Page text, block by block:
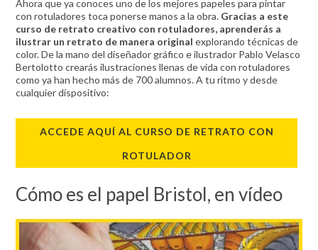
Ahora que ya conoces uno de los mejores papeles para pintar
con rotuladores toca ponerse manos a la obra. Gracias a este
curso de retrato creativo con rotuladores, aprenderás a
ilustrar un retrato de manera original explorando técnicas de
color. De la mano del diseñador gráfico e ilustrador Pablo Velasco
Bertolotto crearás ilustraciones llenas de vida con rotuladores
como ya han hecho más de 700 alumnos. A tu ritmo y desde
cualquier dispositivo:
ACCEDE AQUÍ AL CURSO DE RETRATO CON
ROTULADOR
Cómo es el papel Bristol, en vídeo